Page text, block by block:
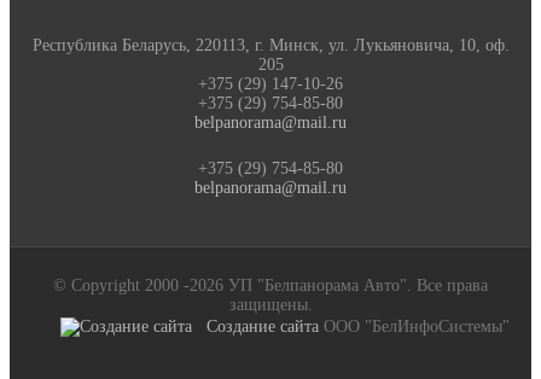
Республика Беларусь, 220113, г. Минск, ул. Лукьяновича, 10, оф.
205
+375 (29) 147-10-26
+375 (29) 754-85-80
belpanorama@mail.ru
+375 (29) 754-85-80
belpanorama@mail.ru
© Copyright 2000 -2026 УП "Белпанорама Авто". Все права
защищены.
Создание сайта ООО "БелИнфоСистемы"